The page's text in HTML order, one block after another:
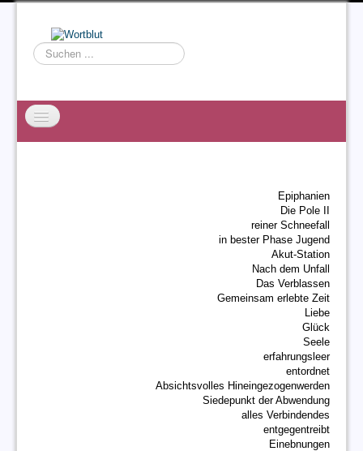
Suchen
...
Epiphanien
Die Pole II
reiner Schneefall
in bester Phase Jugend
Akut-Station
Nach dem Unfall
Das Verblassen
Gemeinsam erlebte Zeit
Liebe
Glück
Seele
erfahrungsleer
entordnet
Absichtsvolles Hineingezogenwerden
Siedepunkt der Abwendung
alles Verbindendes
entgegentreibt
Einebnungen